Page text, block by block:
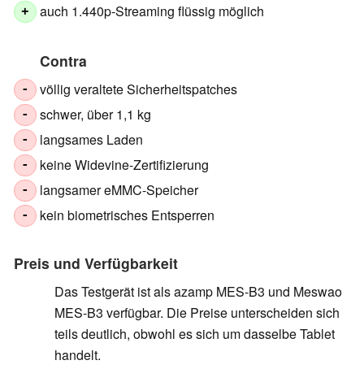
+ auch 1.440p-Streaming flüssig möglich
Contra
- völlig veraltete Sicherheitspatches
- schwer, über 1,1 kg
- langsames Laden
- keine Widevine-Zertifizierung
- langsamer eMMC-Speicher
- kein biometrisches Entsperren
Preis und Verfügbarkeit
Das Testgerät ist als azamp MES-B3 und Meswao
MES-B3 verfügbar. Die Preise unterscheiden sich
teils deutlich, obwohl es sich um dasselbe Tablet
handelt.